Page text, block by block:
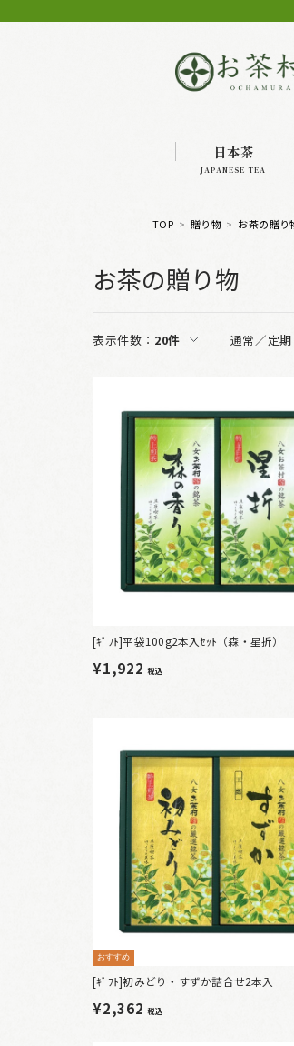
日本茶
JAPANESE TEA
TOP 贈り物 お茶の贈り
お茶の贈り物
表示件数： 20件 通常／定
[ｷﾞﾌﾄ]平袋100g2本入ｾｯﾄ（森・星折）
¥1,922税込
おすすめ
[ｷﾞﾌﾄ]初みどり・すずか詰合せ2本入
¥2,362税込